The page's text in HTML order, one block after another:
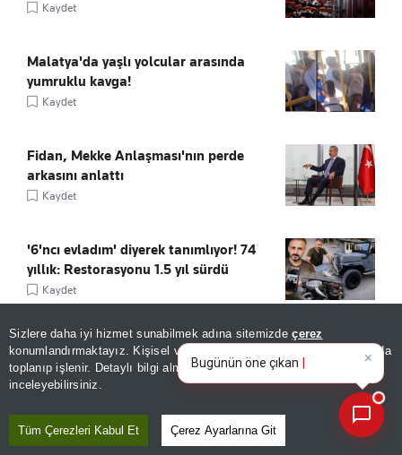
Sizlere daha iyi hizmet sunabilmek adına sitemizdeçerez
konumlandırmaktayız. Kişisel verileriniz, KVKK ve GDPR kapsamında
toplanıp işlenir. Detaylı bilgi almak içinAydınlatma Metnimizi
inceleyebilirsiniz.
Tüm Çerezleri Kabul Et Çerez Ayarlarına Git
Kaydet
Malatya'da yaşlı yolcular arasında
yumruklu kavga!
Kaydet
Fidan, Mekke Anlaşması'nın perde
arkasını anlattı
Kaydet
'6'ncı evladım' diyerek tanımlıyor! 74
yıllık: Restorasyonu 1.5 yıl sürdü
Kaydet
Dışarısı 40, ayaklarının altı 200 derece!
Böyle sıcak görülmedi
Kaydet
×
Bugünün öne çıkan manşetleri
ve gelişmeleri neler?